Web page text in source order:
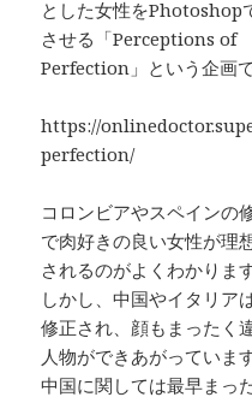
とした女性をPhotoshop
させる「Perceptions of
Perfection」という企画で
https://
perfection/
コロンビアやスペインの
で肉好きの良い女性が理
されるのがよくわかります
しかし、中国やイタリア
修正され、顔もまったく
人物ができあがっています
中国に関しては最早まっ